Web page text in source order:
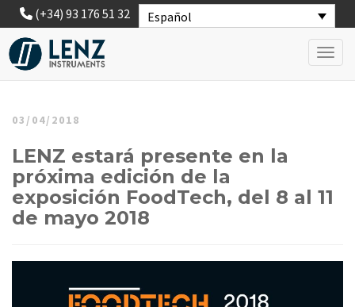
Español
(+34) 93 176 51 32
03/04/2018
LENZ estará presente en la
próxima edición de la
exposición FoodTech, del 8 al 11
de mayo 2018